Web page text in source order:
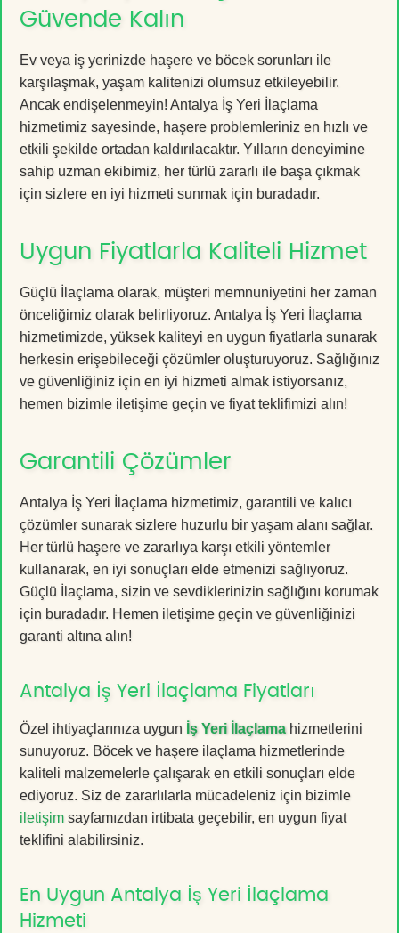
Güvende Kalın
Ev veya iş yerinizde haşere ve böcek sorunları ile
karşılaşmak, yaşam kalitenizi olumsuz etkileyebilir.
Ancak endişelenmeyin! Antalya İş Yeri İlaçlama
hizmetimiz sayesinde, haşere problemleriniz en hızlı ve
etkili şekilde ortadan kaldırılacaktır. Yılların deneyimine
sahip uzman ekibimiz, her türlü zararlı ile başa çıkmak
için sizlere en iyi hizmeti sunmak için buradadır.
Uygun Fiyatlarla Kaliteli Hizmet
Güçlü İlaçlama olarak, müşteri memnuniyetini her zaman
önceliğimiz olarak belirliyoruz. Antalya İş Yeri İlaçlama
hizmetimizde, yüksek kaliteyi en uygun fiyatlarla sunarak
herkesin erişebileceği çözümler oluşturuyoruz. Sağlığınız
ve güvenliğiniz için en iyi hizmeti almak istiyorsanız,
hemen bizimle iletişime geçin ve fiyat teklifimizi alın!
Garantili Çözümler
Antalya İş Yeri İlaçlama hizmetimiz, garantili ve kalıcı
çözümler sunarak sizlere huzurlu bir yaşam alanı sağlar.
Her türlü haşere ve zararlıya karşı etkili yöntemler
kullanarak, en iyi sonuçları elde etmenizi sağlıyoruz.
Güçlü İlaçlama, sizin ve sevdiklerinizin sağlığını korumak
için buradadır. Hemen iletişime geçin ve güvenliğinizi
garanti altına alın!
Antalya İş Yeri İlaçlama Fiyatları
Özel ihtiyaçlarınıza uygun İş Yeri İlaçlamahizmetlerini
sunuyoruz. Böcek ve haşere ilaçlama hizmetlerinde
kaliteli malzemelerle çalışarak en etkili sonuçları elde
ediyoruz. Siz de zararlılarla mücadeleniz için bizimle
iletişim sayfamızdan irtibata geçebilir, en uygun fiyat
teklifini alabilirsiniz.
En Uygun Antalya İş Yeri İlaçlama
Hizmeti